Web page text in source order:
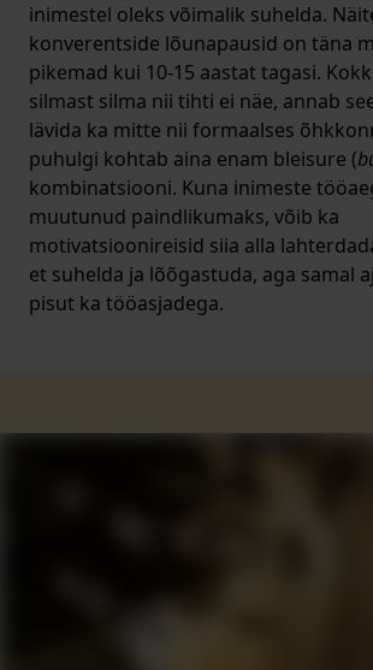
inimestel oleks võimalik suhelda.
konverentside lõunapausid on täna
pikemad kui 10-15 aastat tagasi.
silmast silma nii tihti ei näe, annab
lävida ka mitte nii formaalses
puhulgi kohtab aina enam bleisure (
kombinatsiooni. Kuna inimeste
muutunud paindlikumaks, võib ka
motivatsioonireisid siia alla
et suhelda ja lõõgastuda, aga samal
pisut ka tööasjadega.